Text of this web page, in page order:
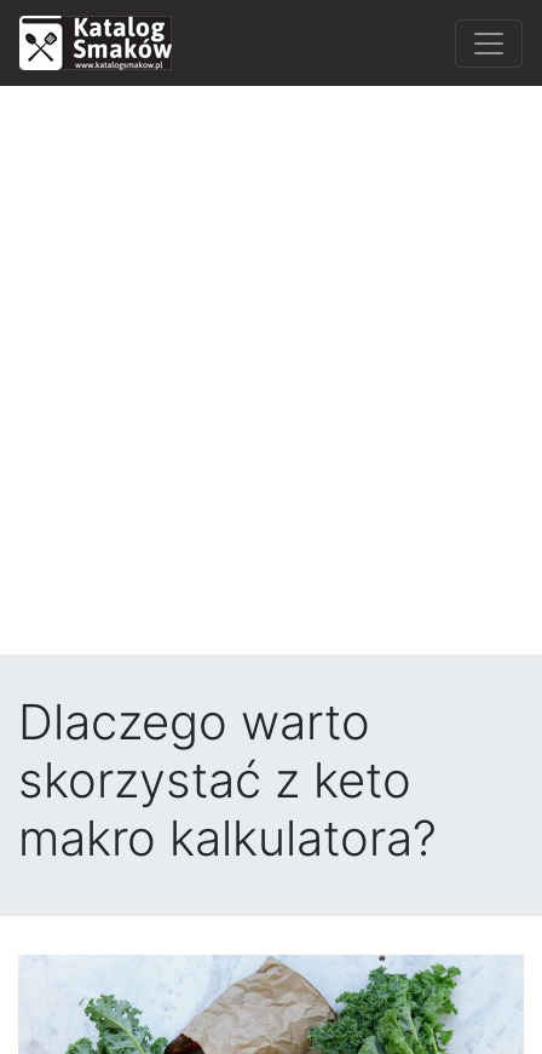
Dlaczego warto
skorzystać z keto
makro kalkulatora?